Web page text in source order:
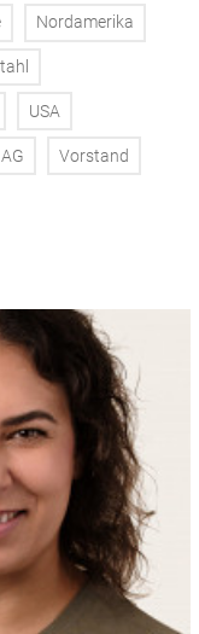
Nordamerika
USA
Vorstand